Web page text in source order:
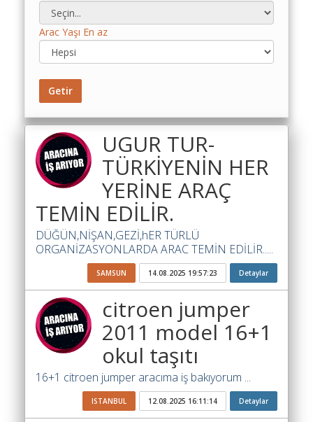
Maliyet
Hesaplama
Toplu
Maliyet
Şartname
Karşılaştırma
Robotu
Maliyet
Programı
Hesaplama
Akaryakıt
Fiyatları
Arac Yaşı En az
Getir
UGUR TUR-
TÜRKİYENİN HER
YERİNE ARAÇ
TEMİN EDİLİR.
DÜĞÜN,NİŞAN,GEZİ,hER TÜRLÜ
ORGANİZASYONLARDA ARAC TEMİN EDİLİR.....
SAMSUN 14.08.2025 19:57:23 Detaylar
citroen jumper
2011 model 16+1
okul taşıtı
16+1 citroen jumper aracıma iş bakıyorum ...
ISTANBUL 12.08.2025 16:11:14 Detaylar